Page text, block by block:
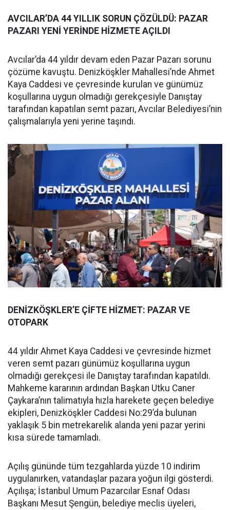
AVCILAR’DA 44 YILLIK SORUN ÇÖZÜLDÜ: PAZAR
PAZARI YENİ YERİNDE HİZMETE AÇILDI
Avcılar’da 44 yıldır devam eden Pazar Pazarı sorunu
çözüme kavuştu. Denizköşkler Mahallesi’nde Ahmet
Kaya Caddesi ve çevresinde kurulan ve günümüz
koşullarına uygun olmadığı gerekçesiyle Danıştay
tarafından kapatılan semt pazarı, Avcılar Belediyesi’nin
çalışmalarıyla yeni yerine taşındı.
DENİZKÖŞKLER’E ÇİFTE HİZMET: PAZAR VE
OTOPARK
44 yıldır Ahmet Kaya Caddesi ve çevresinde hizmet
veren semt pazarı günümüz koşullarına uygun
olmadığı gerekçesi ile Danıştay tarafından kapatıldı.
Mahkeme kararının ardından Başkan Utku Caner
Çaykara’nın talimatıyla hızla harekete geçen belediye
ekipleri, Denizköşkler Caddesi No:29’da bulunan
yaklaşık 5 bin metrekarelik alanda yeni pazar yerini
kısa sürede tamamladı.
Açılış gününde tüm tezgahlarda yüzde 10 indirim
uygulanırken, vatandaşlar pazara yoğun ilgi gösterdi.
Açılışa; İstanbul Umum Pazarcılar Esnaf Odası
Başkanı Mesut Şengün, belediye meclis üyeleri,